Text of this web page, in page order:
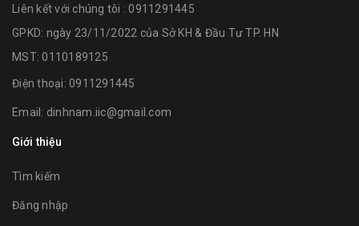
Liên kết với chúng tôi : 0911291445
GPKD: ngày 23/11/2022 của Sở KH & Đầu Tư TP. HN
MST: 0110189125
Điện thoại: 0911291445
Email: dinhnam.iic@gmail.com
Giới thiệu
Tìm kiếm
Đăng nhập